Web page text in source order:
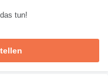
tun!